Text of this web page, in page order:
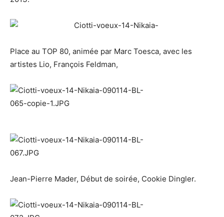
Place au TOP 80, animée par Marc Toesca, avec les
artistes Lio, François Feldman,
Jean-Pierre Mader, Début de soirée, Cookie Dingler.